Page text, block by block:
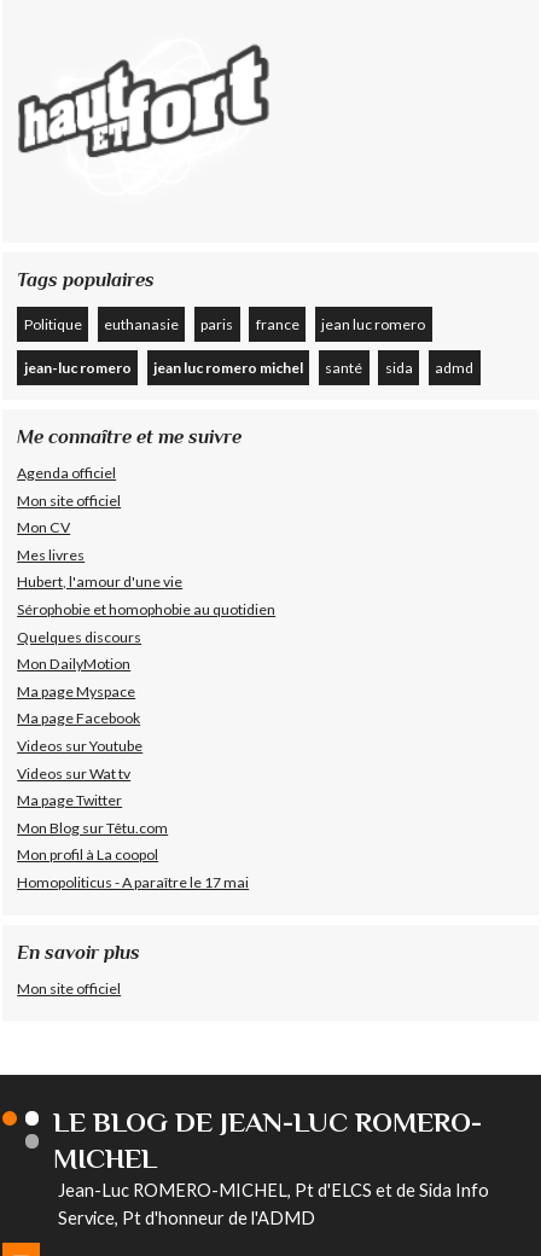
Tags populaires
Politique euthanasie paris france jean luc romero
jean-luc romero jean luc romero michel santé sida admd
Me connaître et me suivre
Agenda officiel
Mon site officiel
Mon CV
Mes livres
Hubert, l'amour d'une vie
Sérophobie et homophobie au quotidien
Quelques discours
Mon DailyMotion
Ma page Myspace
Ma page Facebook
Videos sur Youtube
Videos sur Wat tv
Ma page Twitter
Mon Blog sur Têtu.com
Mon profil à La coopol
Homopoliticus - A paraître le 17 mai
En savoir plus
Mon site officiel
LE BLOG DE JEAN-LUC ROMERO-
MICHEL
Jean-Luc ROMERO-MICHEL, Pt d'ELCS et de Sida Info
Service, Pt d'honneur de l'ADMD